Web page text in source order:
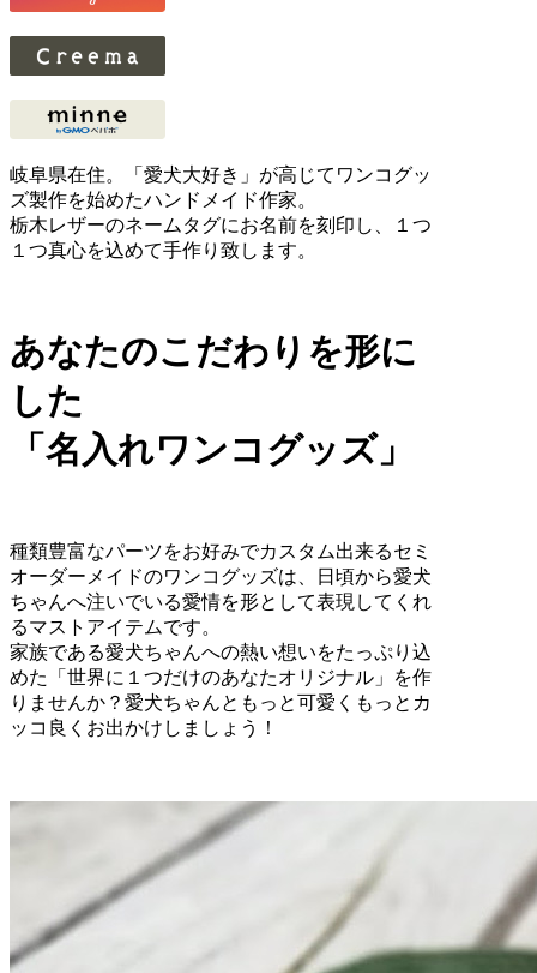
岐阜県在住。「愛犬大好き」が高じてワンコグッ
ズ製作を始めたハンドメイド作家。
栃木レザーのネームタグにお名前を刻印し、１つ
１つ真心を込めて手作り致します。
あなたのこだわりを形に
した
「名入れワンコグッズ」
種類豊富なパーツをお好みでカスタム出来るセミ
オーダーメイドのワンコグッズは、日頃から愛犬
ちゃんへ注いでいる愛情を形として表現してくれ
るマストアイテムです。
家族である愛犬ちゃんへの熱い想いをたっぷり込
めた「世界に１つだけのあなたオリジナル」を作
りませんか？愛犬ちゃんともっと可愛くもっとカ
ッコ良くお出かけしましょう！